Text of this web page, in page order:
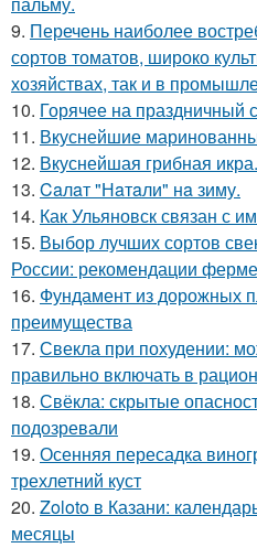
9. Перечень наиболее
сортов томатов, широко
хозяйствах, так и в
10. Горячее на праздничный
11. Вкуснейшие
12. Вкуснейшая грибная икра.
13. Caлaт "Нaтaли" нa зиму.
14. Как Ульяновск связан с
15. Выбор лучших сортов
России: рекомендации
16. Фундамент из дорожных
преимущества
17. Свекла при похудении:
правильно включать в рацион
18. Свёкла: скрытые
подозревали
19. Осенняя пересадка
трехлетний куст
20. Zoloto в Казани:
месяцы